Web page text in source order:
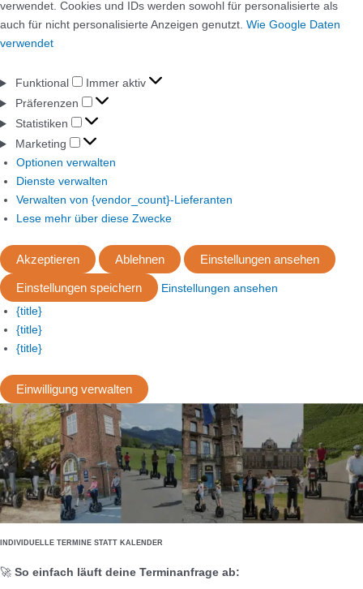
verwendet. Cookies und IDs werden sowohl für personalisierte als
auch für nicht personalisierte Anzeigen genutzt. Wie Google Daten
verwendet
Funktional
Immer aktiv
Präferenzen
Statistiken
Marketing
Optionen verwalten
Dienste verwalten
Verwalten von {vendor_count}-Lieferanten
Lese mehr über diese Zwecke
Akzeptieren Ablehnen Einstellungen ansehen
Einstellungen speichern
Einstellungen ansehen
{title}
{title}
{title}
Einwilligung verwalten
INDIVIDUELLE TERMINE STATT KALENDER
🚀 So einfach läuft deine Terminanfrage ab: